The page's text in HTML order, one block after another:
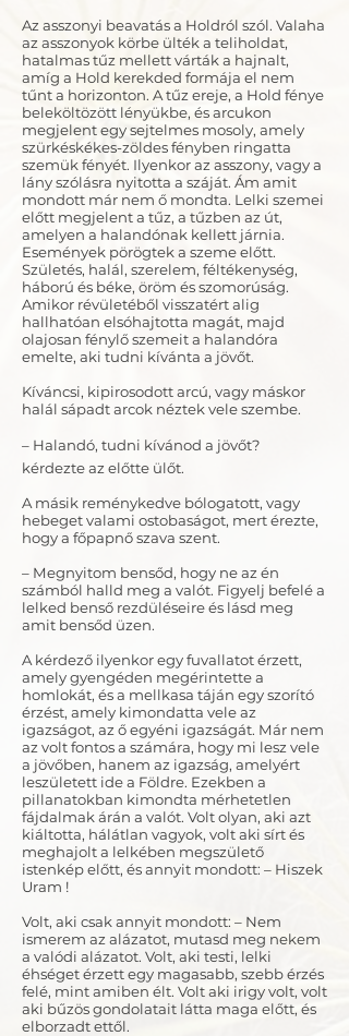
Az asszonyi beavatás a Holdról szól. Valaha
az asszonyok körbe ülték a teliholdat,
hatalmas tűz mellett várták a hajnalt,
amíg a Hold kerekded formája el nem
tűnt a horizonton. A tűz ereje, a Hold fénye
beleköltözött lényükbe, és arcukon
megjelent egy sejtelmes mosoly, amely
szürkéskékes-zöldes fényben ringatta
szemük fényét. Ilyenkor az asszony, vagy a
lány szólásra nyitotta a száját. Ám amit
mondott már nem ő mondta. Lelki szemei
előtt megjelent a tűz, a tűzben az út,
amelyen a halandónak kellett járnia.
Események pörögtek a szeme előtt.
Születés, halál, szerelem, féltékenység,
háború és béke, öröm és szomorúság.
Amikor révületéből visszatért alig
hallhatóan elsóhajtotta magát, majd
olajosan fénylő szemeit a halandóra
emelte, aki tudni kívánta a jövőt.
Kíváncsi, kipirosodott arcú, vagy máskor
halál sápadt arcok néztek vele szembe.
– Halandó, tudni kívánod a jövőt? 
kérdezte az előtte ülőt.
A másik reménykedve bólogatott, vagy
hebeget valami ostobaságot, mert érezte,
hogy a főpapnő szava szent.
– Megnyitom bensőd, hogy ne az én
számból halld meg a valót. Figyelj befelé a
lelked benső rezdüléseire és lásd meg
amit bensőd üzen.
A kérdező ilyenkor egy fuvallatot érzett,
amely gyengéden megérintette a
homlokát, és a mellkasa táján egy szorító
érzést, amely kimondatta vele az
igazságot, az ő egyéni igazságát. Már nem
az volt fontos a számára, hogy mi lesz vele
a jövőben, hanem az igazság, amelyért
leszületett ide a Földre. Ezekben a
pillanatokban kimondta mérhetetlen
fájdalmak árán a valót. Volt olyan, aki azt
kiáltotta, hálátlan vagyok, volt aki sírt és
meghajolt a lelkében megszülető
istenkép előtt, és annyit mondott: – Hiszek
Uram !
Volt, aki csak annyit mondott: – Nem
ismerem az alázatot, mutasd meg nekem
a valódi alázatot. Volt, aki testi, lelki
éhséget érzett egy magasabb, szebb érzés
felé, mint amiben élt. Volt aki irigy volt, volt
aki bűzös gondolatait látta maga előtt, és
elborzadt ettől.